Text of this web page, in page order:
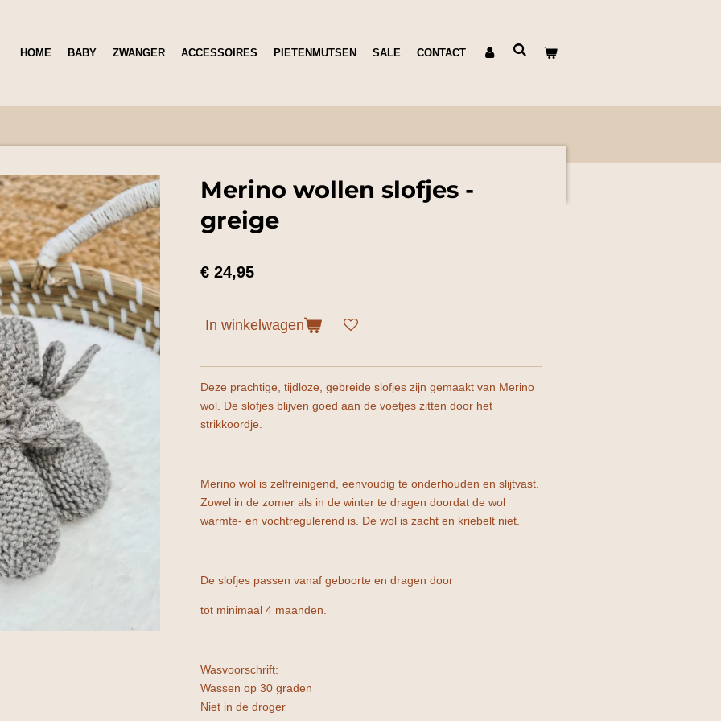
HOME BABY ZWANGER ACCESSOIRES PIETENMUTSEN SALE CONTACT
Merino wollen slofjes -
greige
€ 24,95
In winkelwagen
Deze prachtige, tijdloze, gebreide slofjes zijn gemaakt van Merino
wol. De slofjes blijven goed aan de voetjes zitten door het
strikkoordje.
Merino wol is zelfreinigend, eenvoudig te onderhouden en slijtvast.
Zowel in de zomer als in de winter te dragen doordat de wol
warmte- en vochtregulerend is. De wol is zacht en kriebelt niet.
De slofjes passen vanaf geboorte en dragen door
tot minimaal 4 maanden.
Wasvoorschrift:
Wassen op 30 graden
Niet in de droger